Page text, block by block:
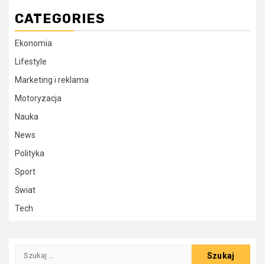
CATEGORIES
Ekonomia
Lifestyle
Marketing i reklama
Motoryzacja
Nauka
News
Polityka
Sport
Świat
Tech
Szukaj: